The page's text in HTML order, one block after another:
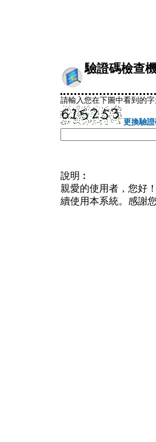
驗證碼檢查
請輸入您在下圖中看到的
更換驗
說明︰
親愛的使用者，您好
續使用本系統。感謝您